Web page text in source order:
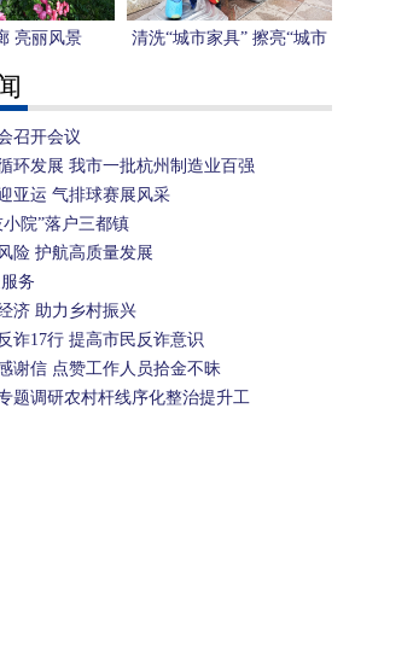
亮丽风景
清洗“城市家具” 擦亮“城市
召开会议
环发展 我市一批杭州制造业百强
色发展之路
亚运 气排球赛展风采
院”落户三都镇
险 护航高质量发展
务
济 助力乡村振兴
诈17行 提高市民反诈意识
谢信 点赞工作人员拾金不昧
题调研农村杆线序化整治提升工